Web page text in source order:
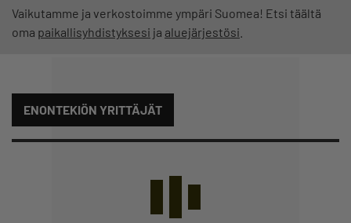
Vaikutamme ja verkostoimme ympäri Suomea! Etsi täältä
oma paikallisyhdistyksesi ja aluejärjestösi
ENONTEKIÖN YRITTÄJÄT
Suodata hakutuloksia: näytä kaikki sisältö